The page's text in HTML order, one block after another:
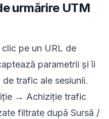
urmărire UTM
pe un URL de
parametrii și îi
trafic ale sesiunii.
→ Achiziție trafic
filtrate după Sursă /